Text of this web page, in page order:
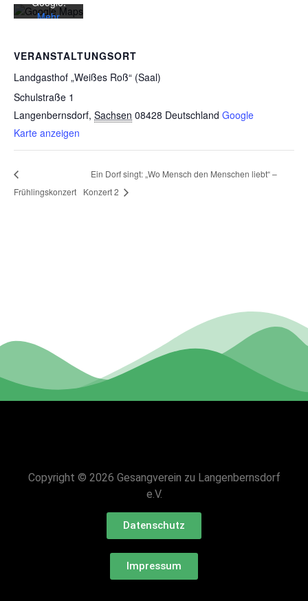
VERANSTALTUNGSORT
Landgasthof „Weißes Roß“ (Saal)
Schulstraße 1
Langenbernsdorf, Sachsen 08428 Deutschland Google
Karte anzeigen
Mehr
Karte
laden
Google
Maps immer
entsperren
Frühlingskonzert
Ein Dorf singt: „Wo Mensch den Menschen liebt“ –
Konzert 2
Copyright © 2026 Gesangverein zu Langenbernsdorf
e.V.
Datenschutz
Impressum